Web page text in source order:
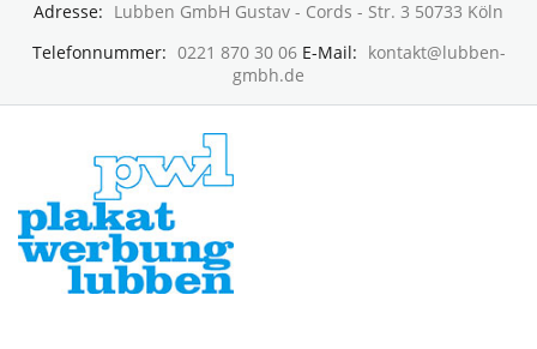
Adresse: Lubben GmbH Gustav - Cords - Str. 3 50733 Köln
Telefonnummer: 0221 870 30 06E-Mail: kontakt@lubben-
gmbh.de